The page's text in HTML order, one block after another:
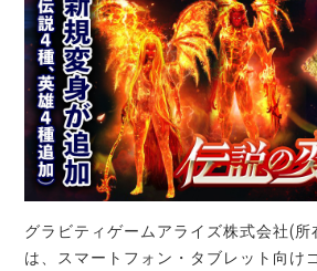
グラビティゲームアライズ株式会社(所
は、スマートフォン・タブレット向け